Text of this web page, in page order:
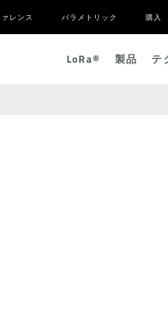
レンス パラメトリック 購入
LoRa® 製品 テ